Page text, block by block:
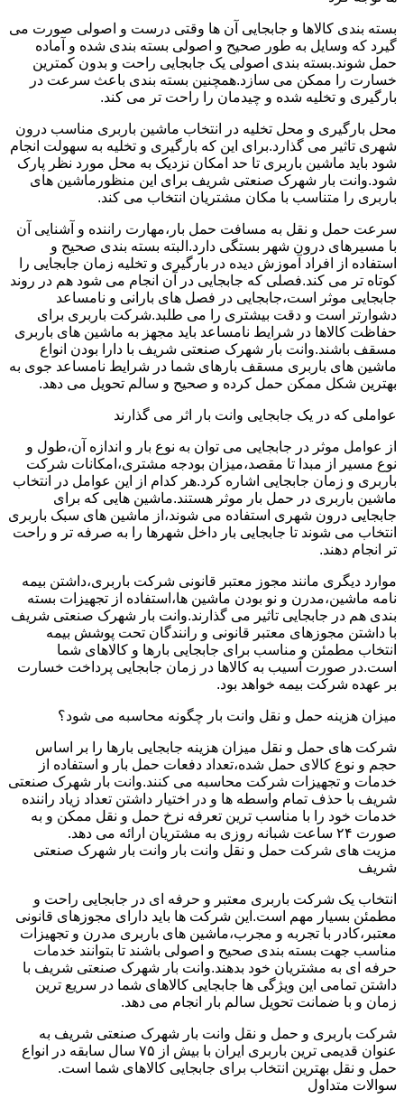
بسته بندی کالاها و جابجایی آن ها وقتی درست و اصولی صورت می
گیرد که وسایل به طور صحیح و اصولی بسته بندی شده و آماده
حمل شوند.بسته بندی اصولی یک جابجایی راحت و بدون کمترین
خسارت را ممکن می سازد.همچنین بسته بندی باعث سرعت در
بارگیری و تخلیه شده و چیدمان را راحت تر می کند.
محل بارگیری و محل تخلیه در انتخاب ماشین باربری مناسب درون
شهری تاثیر می گذارد.برای این که بارگیری و تخلیه به سهولت انجام
شود باید ماشین باربری تا حد امکان نزدیک به محل مورد نظر پارک
شود.وانت بار شهرک صنعتی شریف برای این منظورماشین های
باربری را متناسب با مکان مشتریان انتخاب می کند.
سرعت حمل و نقل به مسافت حمل بار،مهارت راننده و آشنایی آن
با مسیرهای درون شهر بستگی دارد.البته بسته بندی صحیح و
استفاده از افراد آموزش دیده در بارگیری و تخلیه زمان جابجایی را
کوتاه تر می کند.فصلی که جابجایی در آن انجام می شود هم در روند
جابجایی موثر است،جابجایی در فصل های بارانی و نامساعد
دشوارتر است و دقت بیشتری را می طلبد.شرکت باربری برای
حفاظت کالاها در شرایط نامساعد باید مجهز به ماشین های باربری
مسقف باشند.وانت بار شهرک صنعتی شریف با دارا بودن انواع
ماشین های باربری مسقف بارهای شما در شرایط نامساعد جوی به
بهترین شکل ممکن حمل کرده و صحیح و سالم تحویل می دهد.
عواملی که در یک جابجایی وانت بار اثر می گذارند
از عوامل موثر در جابجایی می توان به نوع بار و اندازه آن،طول و
نوع مسیر از مبدا تا مقصد،میزان بودجه مشتری،امکانات شرکت
باربری و زمان جابجایی اشاره کرد.هر کدام از این عوامل در انتخاب
ماشین باربری در حمل بار موثر هستند.ماشین هایی که برای
جابجایی درون شهری استفاده می شوند،از ماشین های سبک باربری
انتخاب می شوند تا جابجایی بار داخل شهرها را به صرفه تر و راحت
تر انجام دهند.
موارد دیگری مانند مجوز معتبر قانونی شرکت باربری،داشتن بیمه
نامه ماشین،مدرن و نو بودن ماشین ها،استفاده از تجهیزات بسته
بندی هم در جابجایی تاثیر می گذارند.وانت بار شهرک صنعتی شریف
با داشتن مجوزهای معتبر قانونی و رانندگان تحت پوشش بیمه
انتخاب مطمئن و مناسب برای جابجایی بارها و کالاهای شما
است.در صورت آسیب به کالاها در زمان جابجایی پرداخت خسارت
بر عهده شرکت بیمه خواهد بود.
میزان هزینه حمل و نقل وانت بار چگونه محاسبه می شود؟
شرکت های حمل و نقل میزان هزینه جابجایی بارها را بر اساس
حجم و نوع کالای حمل شده،تعداد دفعات حمل بار و استفاده از
خدمات و تجهیزات شرکت محاسبه می کنند.وانت بار شهرک صنعتی
شریف با حذف تمام واسطه ها و در اختیار داشتن تعداد زیاد راننده
خدمات خود را با مناسب ترین تعرفه نرخ حمل و نقل ممکن و به
صورت ۲۴ ساعت شبانه روزی به مشتریان ارائه می دهد.
مزیت های شرکت حمل و نقل وانت بار وانت بار شهرک صنعتی
شریف
انتخاب یک شرکت باربری معتبر و حرفه ای در جابجایی راحت و
مطمئن بسیار مهم است.این شرکت ها باید دارای مجوزهای قانونی
معتبر،کادر با تجربه و مجرب،ماشین های باربری مدرن و تجهیزات
مناسب جهت بسته بندی صحیح و اصولی باشند تا بتوانند خدمات
حرفه ای به مشتریان خود بدهند.وانت بار شهرک صنعتی شریف با
داشتن تمامی این ویژگی ها جابجایی کالاهای شما در سریع ترین
زمان و با ضمانت تحویل سالم بار انجام می دهد.
شرکت باربری و حمل و نقل وانت بار شهرک صنعتی شریف به
عنوان قدیمی ترین باربری ایران با بیش از ۷۵ سال سابقه در انواع
حمل و نقل بهترین انتخاب برای جابجایی کالاهای شما است.
سوالات متداول